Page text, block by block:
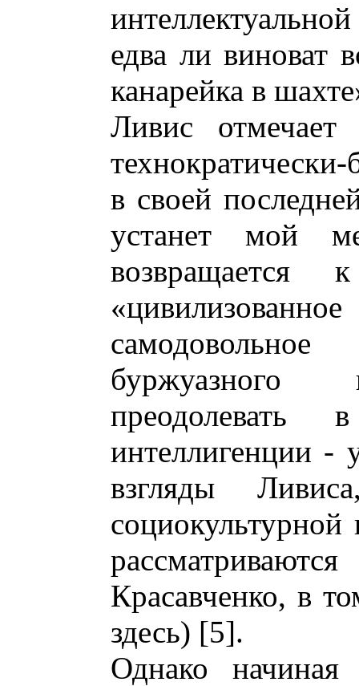
едва ли виноват
канарейка в
Ливис
в своей
устанет мой
буржуазного
преодолевать
интеллигенции -
взгляды
Красавченко, в
здесь) [5].
Однако